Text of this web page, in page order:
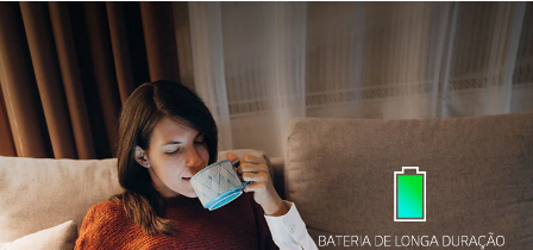
Mulher
sentada
em
um
sofá,
tomando
café
e
olhando
Maratone com tranquilidade
A bateria que acompanha você*. Relaxe e curta seus
YouTubers preferidos, os filmes mais recentes e os jogos
mais irados.